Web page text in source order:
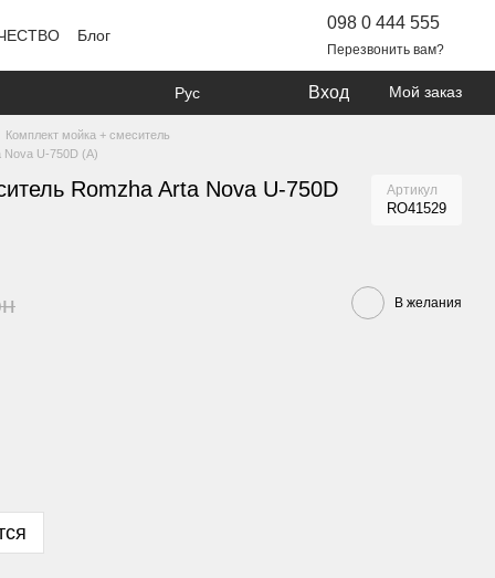
Блог
098 0 444 555
Перезвонить вам?
Рус Вход Мой заказ
Комплект мойка + смеситель
Nova U-750D (A)
Romzha Arta Nova U-750D
Артикул
RO41529
В желания